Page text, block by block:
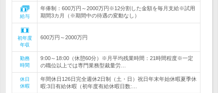
給与
年俸制：600万円～2000万円※12分割した金額を毎月支給※試用
期間3カ月（※期間中の待遇の変動なし）
初年度
年収
600万円～2000万円
勤務
時間
9:00～18:00（休憩60分）※月平均残業時間：21時間程度※一定
の職位以上では専門業務型裁量労…
休日
休暇
年間休日126日完全週休2日制（土・日）祝日年末年始休暇夏季休
暇:3日有給休暇（初年度有給休暇日数:…